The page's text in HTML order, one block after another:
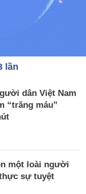
lần
dân Việt Nam
“trăng máu”
một loài người
sự tuyệt